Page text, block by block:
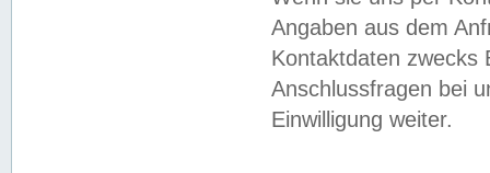
Angaben aus dem
Kontaktdaten zwecks
Anschlussfragen bei
Einwilligung weiter.